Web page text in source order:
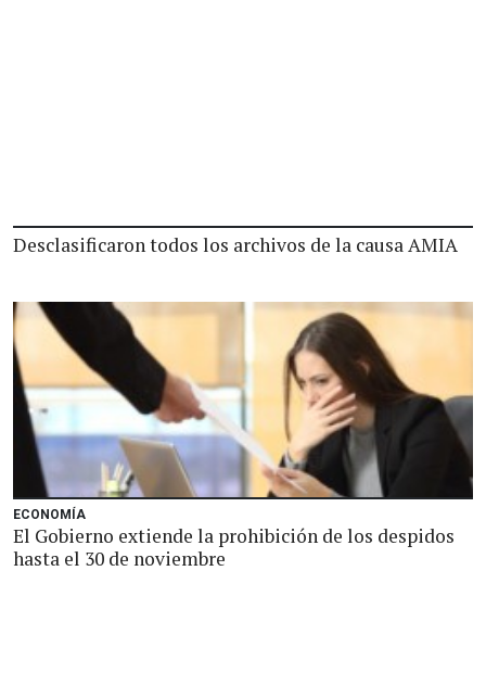
Desclasificaron todos los archivos de la causa AMIA
ECONOMÍA
El Gobierno extiende la prohibición de los despidos
hasta el 30 de noviembre